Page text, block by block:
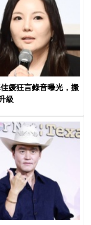
媛狂言錄音曝光，搬
級